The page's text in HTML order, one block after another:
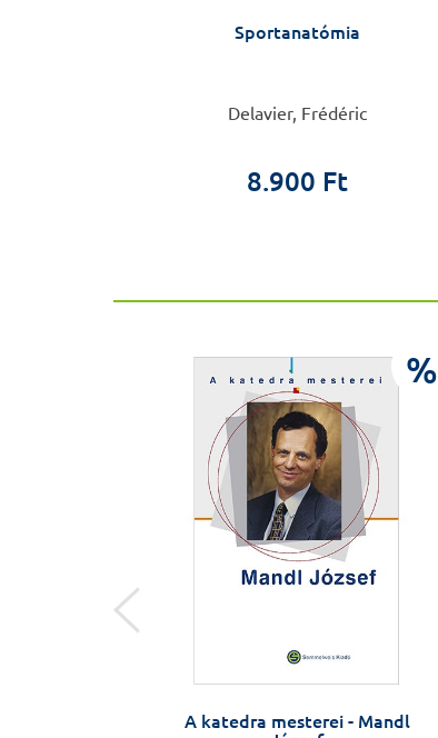
Sportanatómia
Delavier, Frédéric
8.900 Ft
%
A katedra mesterei - Mandl